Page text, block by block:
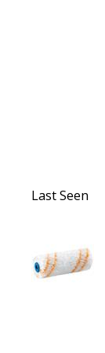
Last Seen